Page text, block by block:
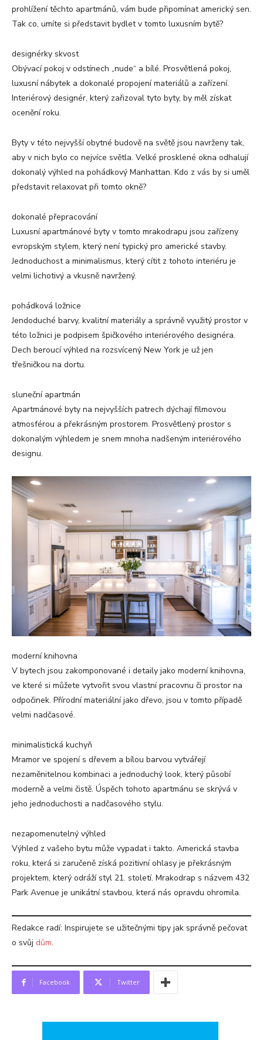
prohlížení těchto apartmánů, vám bude připomínat americký sen.
Tak co, umíte si představit bydlet v tomto luxusním bytě?
designérky skvost
Obývací pokoj v odstínech „nude“ a bílé. Prosvětlená pokoj,
luxusní nábytek a dokonalé propojení materiálů a zařízení.
Interiérový designér, který zařizoval tyto byty, by měl získat
ocenění roku.
Byty v této nejvyšší obytné budově na světě jsou navrženy tak,
aby v nich bylo co nejvíce světla. Velké prosklené okna odhalují
dokonalý výhled na pohádkový Manhattan. Kdo z vás by si uměl
představit relaxovat při tomto okně?
dokonalé přepracování
Luxusní apartmánové byty v tomto mrakodrapu jsou zařízeny
evropským stylem, který není typický pro americké stavby.
Jednoduchost a minimalismus, který cítit z tohoto interiéru je
velmi lichotivý a vkusně navržený.
pohádková ložnice
Jendoduché barvy, kvalitní materiály a správně využitý prostor v
této ložnici je podpisem špičkového interiérového designéra.
Dech beroucí výhled na rozsvícený New York je už jen
třešničkou na dortu.
sluneční apartmán
Apartmánové byty na nejvyšších patrech dýchají filmovou
atmosférou a překrásným prostorem. Prosvětlený prostor s
dokonalým výhledem je snem mnoha nadšeným interiérového
designu.
moderní knihovna
V bytech jsou zakomponované i detaily jako moderní knihovna,
ve které si můžete vytvořit svou vlastní pracovnu či prostor na
odpočinek. Přírodní materiální jako dřevo, jsou v tomto případě
velmi nadčasové.
minimalistická kuchyň
Mramor ve spojení s dřevem a bílou barvou vytvářejí
nezaměnitelnou kombinaci a jednoduchý look, který působí
moderně a velmi čistě. Úspěch tohoto apartmánu se skrývá v
jeho jednoduchosti a nadčasového stylu.
nezapomenutelný výhled
Výhled z vašeho bytu může vypadat i takto. Americká stavba
roku, která si zaručeně získá pozitivní ohlasy je překrásným
projektem, který odráží styl 21. století. Mrakodrap s názvem 432
Park Avenue je unikátní stavbou, která nás opravdu ohromila.
Redakce radí: Inspirujete se užitečnými tipy jak správně pečovat
o svůj dům.
Facebook Twitter